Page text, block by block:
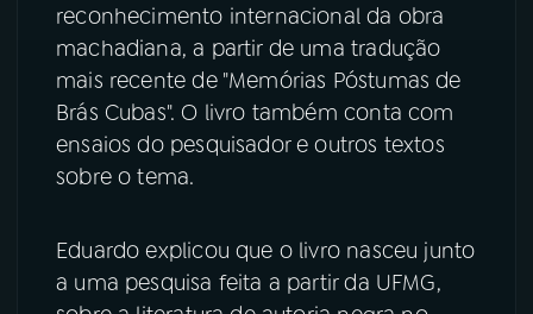
reconhecimento internacional da obra
machadiana, a partir de uma tradução
mais recente de "Memórias Póstumas de
Brás Cubas". O livro também conta com
ensaios do pesquisador e outros textos
sobre o tema.
Eduardo explicou que o livro nasceu junto
a uma pesquisa feita a partir da UFMG,